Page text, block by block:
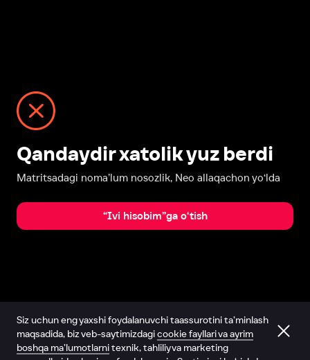
Qandaydir xatolik yuz berdi
Matritsadagi noma’lum nosozlik, Neo allaqachon yo‘lda
“Ivi hisobim”ga o‘tish
Siz uchun eng yaxshi foydalanuvchi taassurotini ta’minlash
maqsadida, biz veb-saytimizdagicookie fayllari va ayrim
boshqa ma’lumotlarnitexnik, tahliliy va marketing